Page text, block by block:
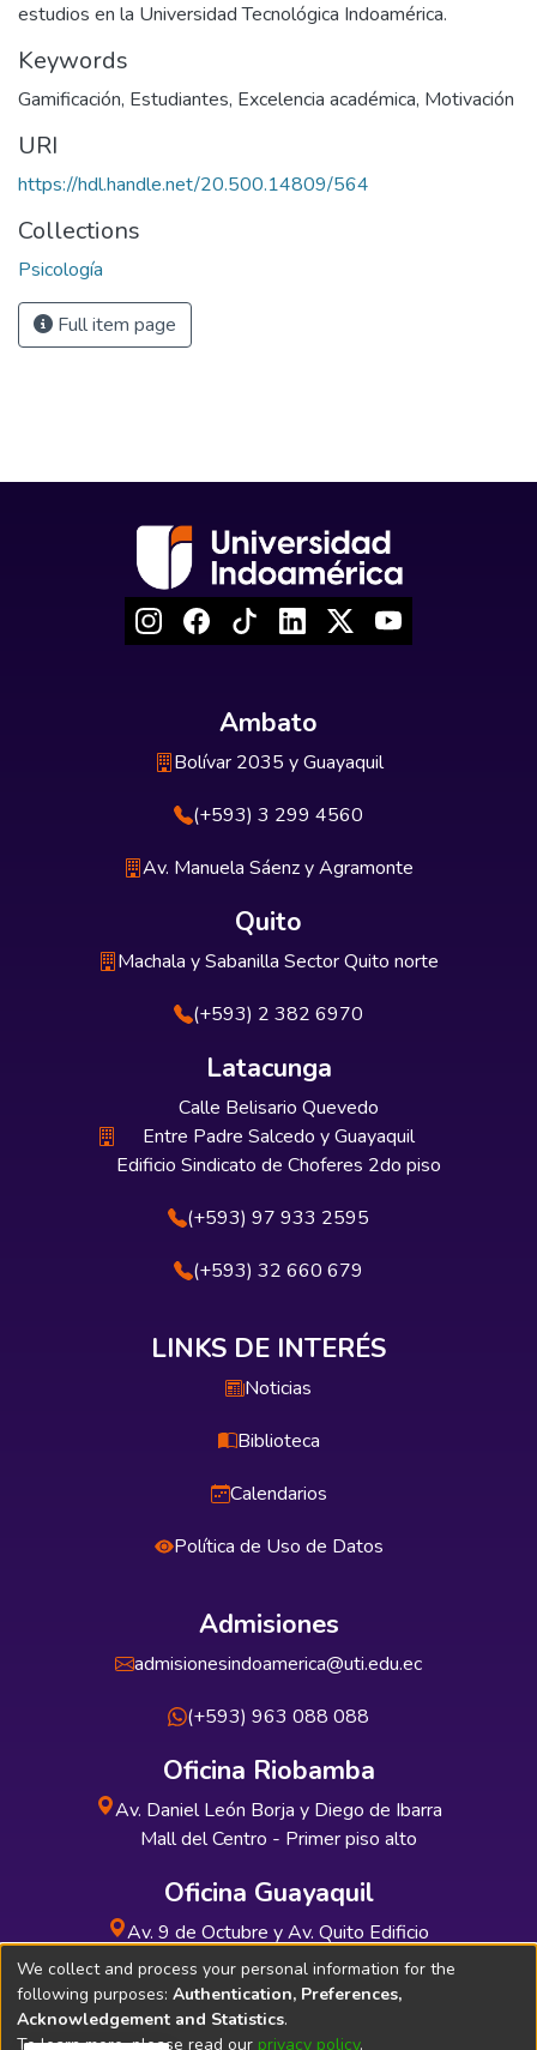
estudios en la Universidad Tecnológica Indoamérica.
Keywords
Gamificación, Estudiantes, Excelencia académica, Motivación
URI
https://hdl.handle.net/20.500.14809/564
Collections
Psicología
Full item page
Ambato
Bolívar 2035 y Guayaquil
(+593) 3 299 4560
Av. Manuela Sáenz y Agramonte
Quito
Machala y Sabanilla Sector Quito norte
(+593) 2 382 6970
Latacunga
Calle Belisario Quevedo
Entre Padre Salcedo y Guayaquil
Edificio Sindicato de Choferes 2do piso
(+593) 97 933 2595
(+593) 32 660 679
LINKS DE INTERÉS
Noticias
Biblioteca
Calendarios
Política de Uso de Datos
Admisiones
admisionesindoamerica@uti.edu.ec
(+593) 963 088 088
Oficina Riobamba
Av. Daniel León Borja y Diego de Ibarra
Mall del Centro - Primer piso alto
Oficina Guayaquil
Av. 9 de Octubre y Av. Quito Edificio
INDUAUTO - Planta baja
We collect and process your personal information for the
following purposes: Authentication, Preferences,
Acknowledgement and Statistics.
To learn more, please read our privacy policy.